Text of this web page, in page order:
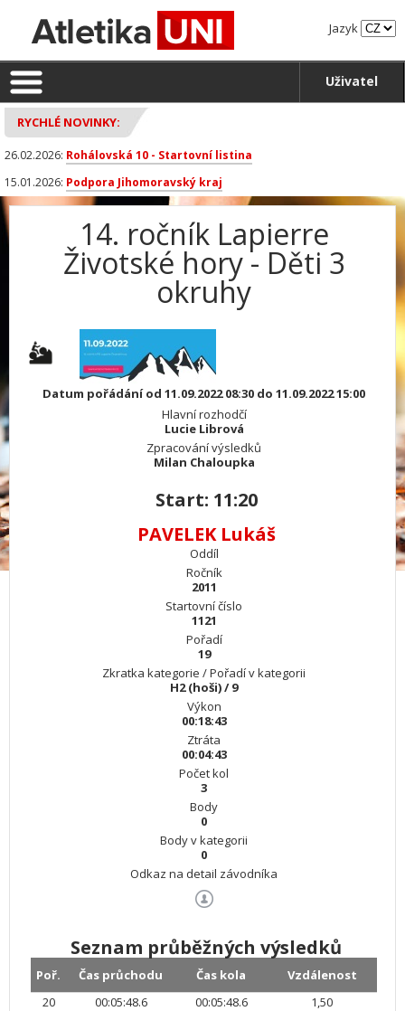
Jazyk
Uživatel
RYCHLÉ NOVINKY:
26.02.2026: Rohálovská 10 - Startovní listina
15.01.2026: Podpora Jihomoravský kraj
14. ročník Lapierre
Životské hory - Děti 3
okruhy
Datum pořádání od 11.09.2022 08:30 do 11.09.2022 15:00
Hlavní rozhodčí
Lucie Librová
Zpracování výsledků
Milan Chaloupka
Start: 11:20
PAVELEK Lukáš
Oddíl
Ročník
2011
Startovní číslo
1121
Pořadí
19
Zkratka kategorie / Pořadí v kategorii
H2 (hoši) / 9
Výkon
00:18:43
Ztráta
00:04:43
Počet kol
3
Body
0
Body v kategorii
0
Odkaz na detail závodníka
Seznam průběžných výsledků
Poř. Čas průchodu Čas kola
Vzdálenost
20
00:05:48.6 00:05:48.6
1,50